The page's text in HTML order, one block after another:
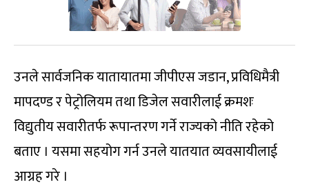
उनले सार्वजनिक यातायातमा जीपीएस जडान, प्रविधिमैत्री
मापदण्ड र पेट्रोलियम तथा डिजेल सवारीलाई क्रमशः
विद्युतीय सवारीतर्फ रूपान्तरण गर्ने राज्यको नीति रहेको
बताए । यसमा सहयोग गर्न उनले यातयात व्यवसायीलाई
आग्रह गरे ।